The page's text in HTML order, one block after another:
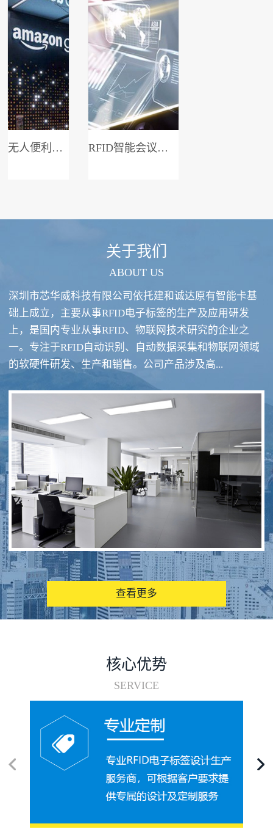
无人便利店系统 RFID智能会议签到系统
RFID酒类防伪系统方案 RFID智慧食堂系统
图书馆RFID电子标签管理系统
关于我们
ABOUT US
深圳市芯华威科技有限公司依托建和诚达原有智能卡基
础上成立，主要从事RFID电子标签的生产及应用研发
上，是国内专业从事RFID、物联网技术研究的企业之
一。专注于RFID自动识别、自动数据采集和物联网领域
的软硬件研发、生产和销售。公司产品涉及高...
查看更多
核心优势
SERVICE